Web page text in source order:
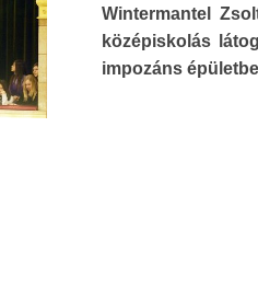
Wintermantel
középiskolás
impozáns